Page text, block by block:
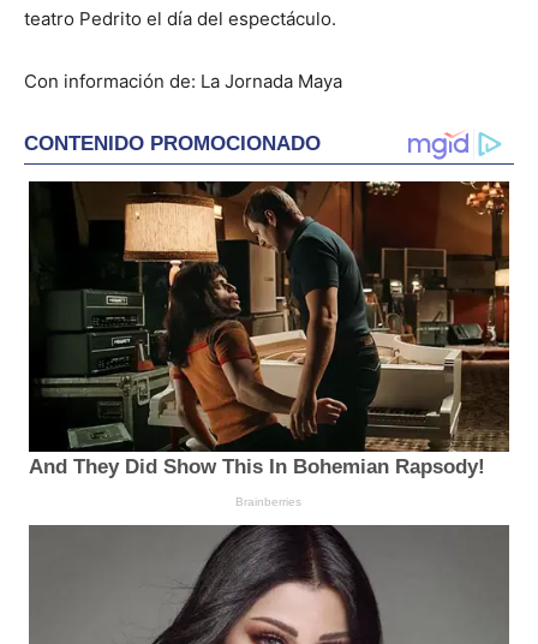
teatro Pedrito el día del espectáculo.
Con información de: La Jornada Maya